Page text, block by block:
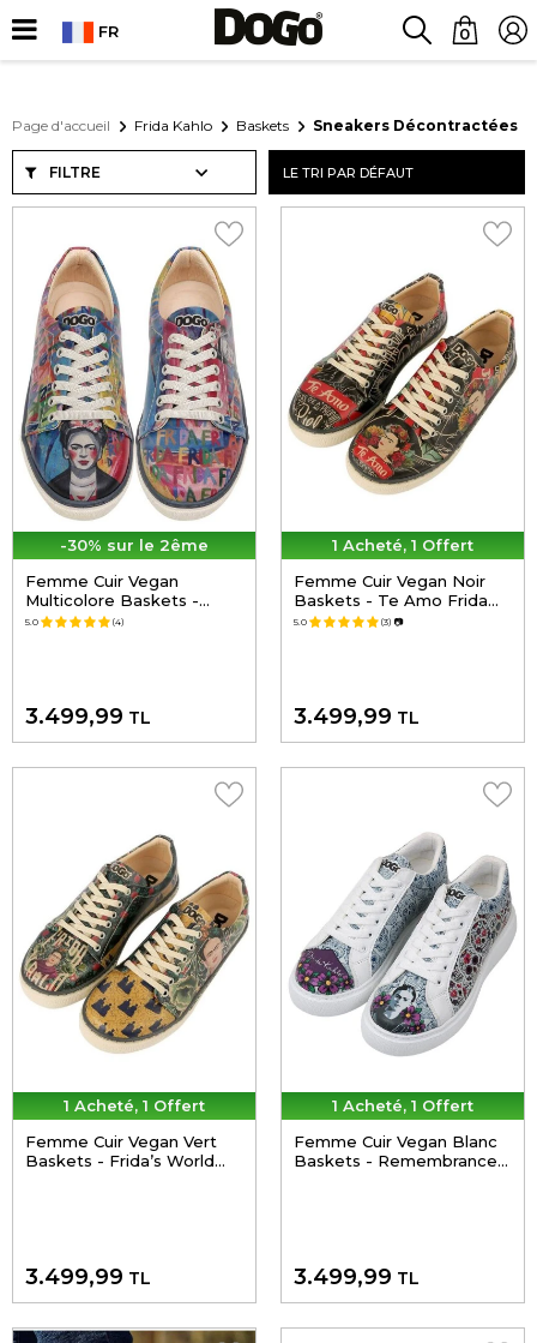
FR 0
Page d'accueil Frida Kahlo Baskets Sneakers Décontractées
FILTRE
-30% sur le 2ême
Femme Cuir Vegan
Multicolore Baskets -
Frida Kahlo in Letters
5.0 (4)
3.499,99 TL
1 Acheté, 1 Offert
Femme Cuir Vegan Noir
Baskets - Te Amo Frida
Kahlo Motif
5.0 (3) 📷
3.499,99 TL
1 Acheté, 1 Offert
Femme Cuir Vegan Vert
Baskets - Frida’s World
3.499,99 TL
1 Acheté, 1 Offert
Femme Cuir Vegan Blanc
Baskets - Remembrance
3.499,99 TL